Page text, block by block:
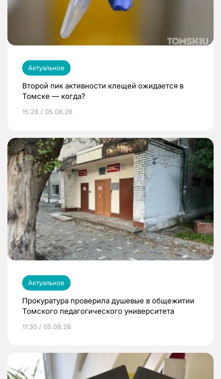
Актуальное
Второй пик активности клещей ожидается в
Томске — когда?
15:28 / 05.08.26
Актуальное
Прокуратура проверила душевые в общежитии
Томского педагогического университета
11:30 / 05.08.26